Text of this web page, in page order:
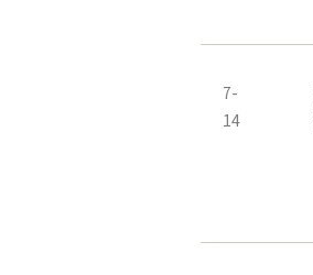
7-
14